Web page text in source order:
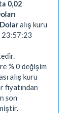
0,02
alış kuru
23:57:23
% 0 değişim
alış kuru
fiyatından
son